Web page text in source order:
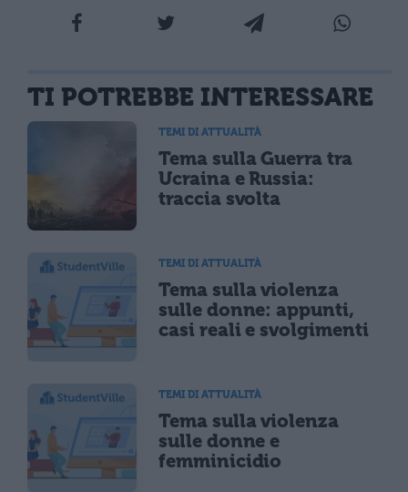
TI POTREBBE INTERESSARE
TEMI DI ATTUALITÀ
Tema sulla Guerra tra
Ucraina e Russia:
traccia svolta
TEMI DI ATTUALITÀ
Tema sulla violenza
sulle donne: appunti,
casi reali e svolgimenti
TEMI DI ATTUALITÀ
Tema sulla violenza
sulle donne e
femminicidio